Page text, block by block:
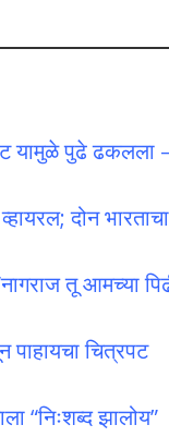
यामुळे पुढे ढकलला
दोन
तू आमच्या
पाहायचा चित्रपट
“निःशब्द झालोय”